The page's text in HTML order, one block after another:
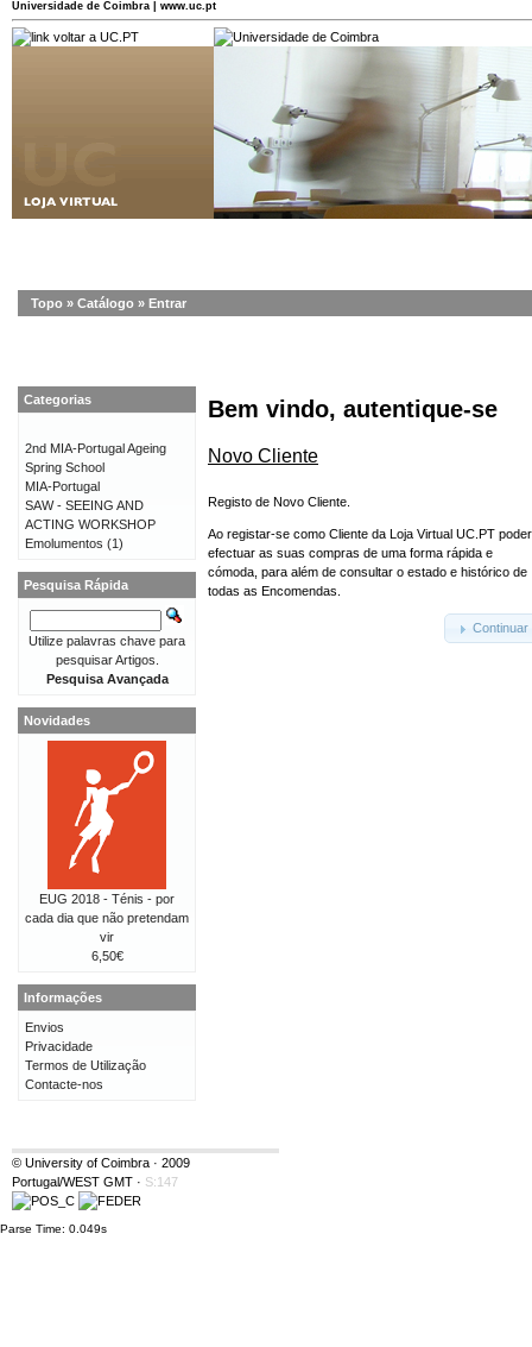
Universidade de Coimbra | www.uc.pt
Topo » Catálogo » Entrar
Bem vindo, autentique-se
Novo Cliente
Registo de Novo Cliente.
Ao registar-se como Cliente da Loja Virtual UC.PT
efectuar as suas compras de uma forma rápida e
cómoda, para além de consultar o estado e histórico de
todas as Encomendas.
Continuar
Categorias
2nd MIA-Portugal Ageing
Spring School
MIA-Portugal
SAW - SEEING AND
ACTING WORKSHOP
Emolumentos (1)
Pesquisa Rápida
Utilize palavras chave para
pesquisar Artigos.
Pesquisa Avançada
Novidades
EUG 2018 - Ténis - por
cada dia que não pretendam
vir
6,50€
Informações
Envios
Privacidade
Termos de Utilização
Contacte-nos
© University of Coimbra · 2009
Portugal/WEST GMT · S:147
Parse Time: 0.049s